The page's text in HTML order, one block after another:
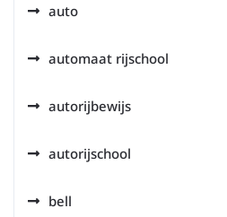
auto
automaat rijschool
autorijbewijs
autorijschool
bell